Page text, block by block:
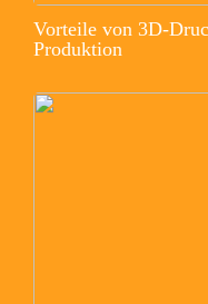
Vorteile von 3D-
Produktion